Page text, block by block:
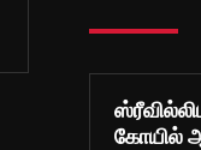
கோயில்